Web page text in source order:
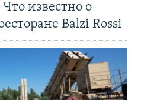
известно о
Balzi Rossi